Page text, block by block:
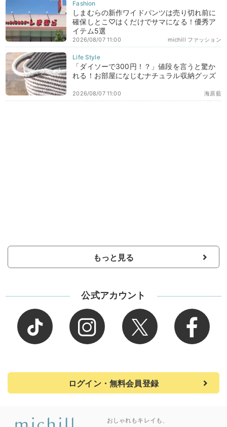
しまむらの新作ワイドパンツは売り切れ前に
確保しとこ♡はくだけでサマになる！優秀ア
イテム5選
michill ファッション
2026/08/07 11:00
「ダイソーで300円！？」値段を言うと驚か
れる！お部屋になじむナチュラル収納グッズ
海原藍
2026/08/07 11:00
もっと見る
公式アカウント
ログイン・無料会員登録
おしゃれもキレイも、